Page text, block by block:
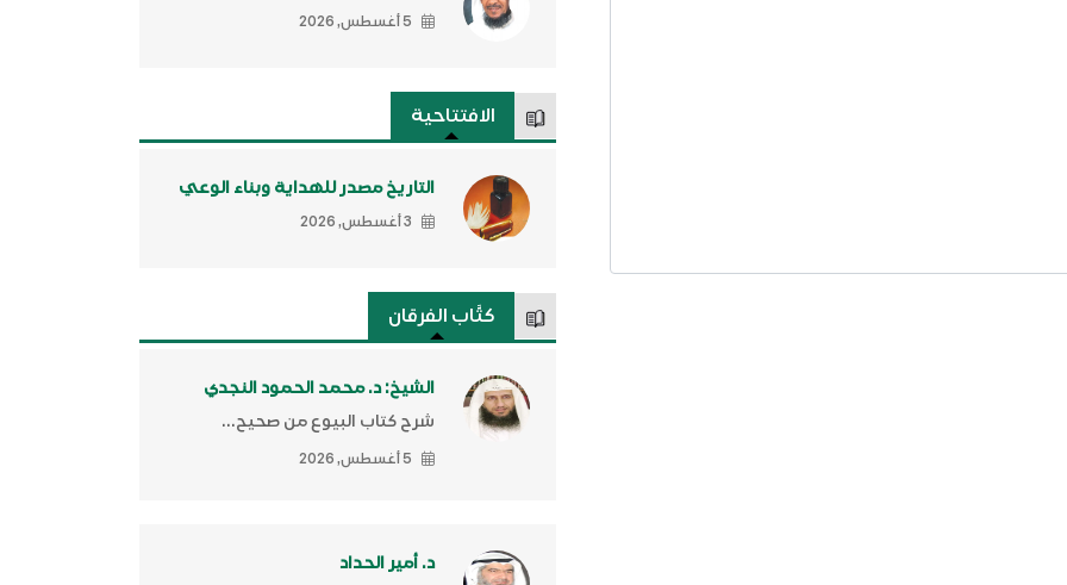
5 أغسطس, 2026
الافتتاحية
التاريخ مصدر للهداية وبناء الوعي
3 أغسطس, 2026
كتَّاب الفرقان
الشيخ: د. محمد الحمود النجدي
شرح كتاب البيوع من صحيح...
5 أغسطس, 2026
د. أمير الحداد